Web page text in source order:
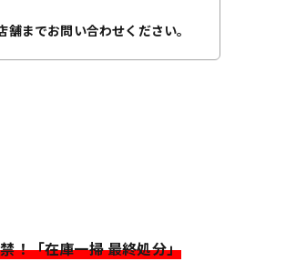
までお問い合わせください。
！「在庫一掃 最終処分」